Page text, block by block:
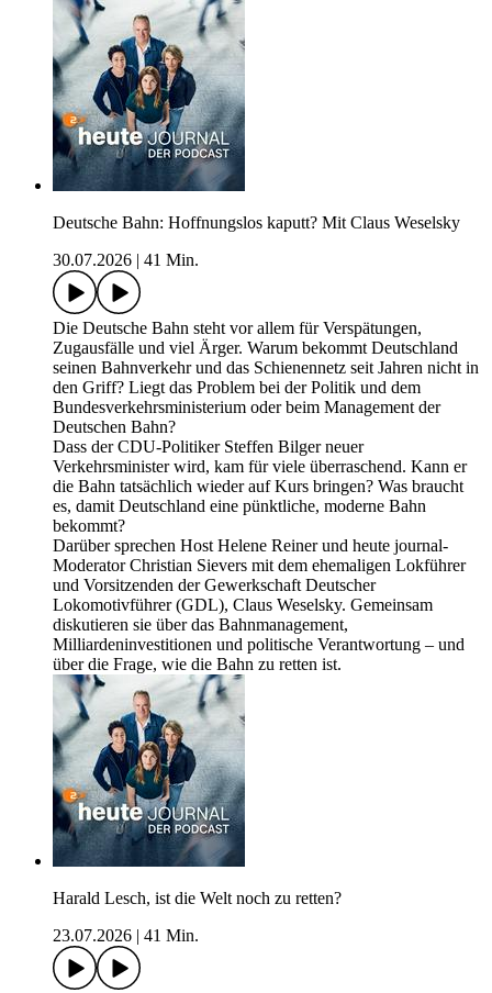
Deutsche Bahn: Hoffnungslos kaputt? Mit Claus Weselsky
30.07.2026
41 Min.
Die Deutsche Bahn steht vor allem für Verspätungen,
Zugausfälle und viel Ärger. Warum bekommt Deutschland
seinen Bahnverkehr und das Schienennetz seit Jahren nicht in
den Griff? Liegt das Problem bei der Politik und dem
Bundesverkehrsministerium oder beim Management der
Deutschen Bahn?
Dass der CDU-Politiker Steffen Bilger neuer
Verkehrsminister wird, kam für viele überraschend. Kann er
die Bahn tatsächlich wieder auf Kurs bringen? Was braucht
es, damit Deutschland eine pünktliche, moderne Bahn
bekommt?
Darüber sprechen Host Helene Reiner und heute journal-
Moderator Christian Sievers mit dem ehemaligen Lokführer
und Vorsitzenden der Gewerkschaft Deutscher
Lokomotivführer (GDL), Claus Weselsky. Gemeinsam
diskutieren sie über das Bahnmanagement,
Milliardeninvestitionen und politische Verantwortung – und
über die Frage, wie die Bahn zu retten ist.
Harald Lesch, ist die Welt noch zu retten?
23.07.2026
41 Min.